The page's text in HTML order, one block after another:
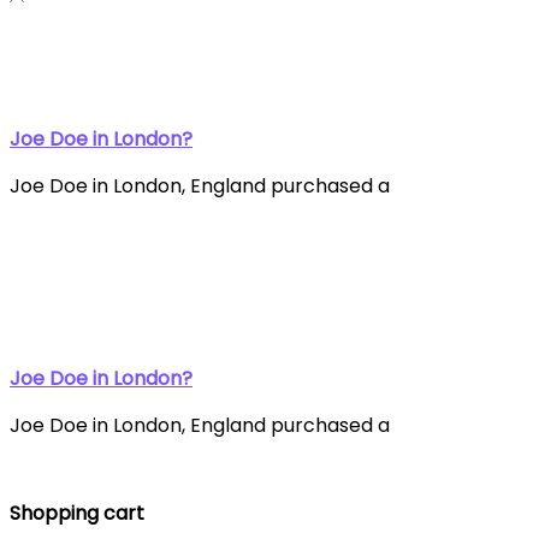
Joe Doe in London?
Joe Doe in London, England purchased a
Joe Doe in London?
Joe Doe in London, England purchased a
Shopping cart